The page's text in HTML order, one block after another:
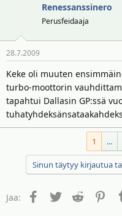
Renessanssinero
Perusfeidaaja
28.7.2009
Keke oli muuten
turbo-moottorin
tapahtui Dallasin GP:ssä
1 ...
Sinun täytyy kirjautua
Jaa: Facebook
TwitterReddit